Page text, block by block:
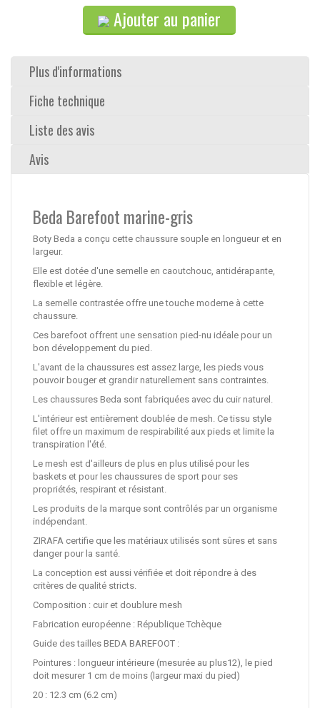
Ajouter au panier
Plus d'informations
Fiche technique
Liste des avis
Avis
Beda Barefoot marine-gris
Boty Beda a conçu cette chaussure souple en longueur et en
largeur.
Elle est dotée d'une semelle en caoutchouc, antidérapante,
flexible et légère.
La semelle contrastée offre une touche moderne à cette
chaussure.
Ces barefoot offrent une sensation pied-nu idéale pour un
bon développement du pied.
L'avant de la chaussures est assez large, les pieds vous
pouvoir bouger et grandir naturellement sans contraintes.
Les chaussures Beda sont fabriquées avec du cuir naturel.
L'intérieur est entièrement doublée de mesh. Ce tissu style
filet offre un maximum de respirabilité aux pieds et limite la
transpiration l'été.
Le mesh est d'ailleurs de plus en plus utilisé pour les
baskets et pour les chaussures de sport pour ses
propriétés, respirant et résistant.
Les produits de la marque sont contrôlés par un organisme
indépendant.
ZIRAFA certifie que les matériaux utilisés sont sûres et sans
danger pour la santé.
La conception est aussi vérifiée et doit répondre à des
critères de qualité stricts.
Composition : cuir et doublure mesh
Fabrication européenne : République Tchèque
Guide des tailles BEDA BAREFOOT :
Pointures : longueur intérieure (mesurée au plus12), le pied
doit mesurer 1 cm de moins (largeur maxi du pied)
20 : 12.3 cm (6.2 cm)